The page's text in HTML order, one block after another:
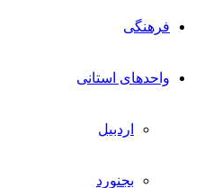
فرهنگی
واحدهای استانی
اردبیل
بجنورد